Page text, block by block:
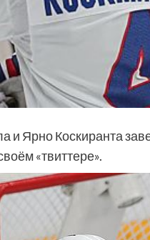
и Ярно Коскиранта
«твиттере».